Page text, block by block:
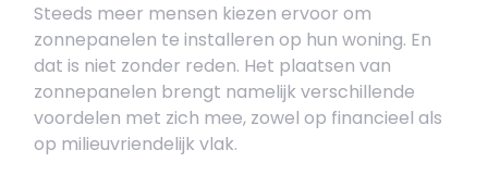
Steeds meer mensen kiezen ervoor om
zonnepanelen te installeren op hun woning. En
dat is niet zonder reden. Het plaatsen van
zonnepanelen brengt namelijk verschillende
voordelen met zich mee, zowel op financieel als
op milieuvriendelijk vlak.